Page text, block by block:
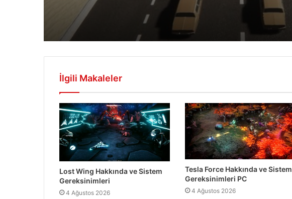
İlgili Makaleler
Lost Wing Hakkında ve Sistem
Gereksinimleri
4 Ağustos 2026
Tesla Force Hakkında ve Sistem
Gereksinimleri PC
4 Ağustos 2026